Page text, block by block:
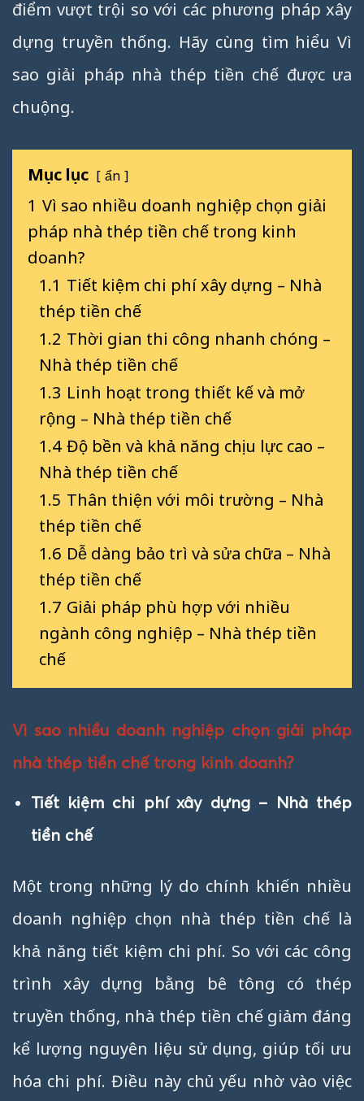
điểm vượt trội so với các phương pháp xây
dựng truyền thống. Hãy cùng tìm hiểu Vì
sao giải pháp nhà thép tiền chế được ưa
chuộng.
Mục lục ẩn
1 Vì sao nhiều doanh nghiệp chọn giải
pháp nhà thép tiền chế trong kinh
doanh?
1.1 Tiết kiệm chi phí xây dựng – Nhà
thép tiền chế
1.2 Thời gian thi công nhanh chóng –
Nhà thép tiền chế
1.3 Linh hoạt trong thiết kế và mở
rộng – Nhà thép tiền chế
1.4 Độ bền và khả năng chịu lực cao –
Nhà thép tiền chế
1.5 Thân thiện với môi trường – Nhà
thép tiền chế
1.6 Dễ dàng bảo trì và sửa chữa – Nhà
thép tiền chế
1.7 Giải pháp phù hợp với nhiều
ngành công nghiệp – Nhà thép tiền
chế
Vì sao nhiều doanh nghiệp chọn giải pháp
nhà thép tiền chế trong kinh doanh?
Tiết kiệm chi phí xây dựng – Nhà thép
tiền chế
Một trong những lý do chính khiến nhiều
doanh nghiệp chọn nhà thép tiền chế là
khả năng tiết kiệm chi phí. So với các công
trình xây dựng bằng bê tông có thép
truyền thống, nhà thép tiền chế giảm đáng
kể lượng nguyên liệu sử dụng, giúp tối ưu
hóa chi phí. Điều này chủ yếu nhờ vào việc